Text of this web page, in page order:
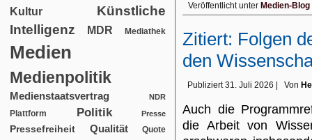
Kultur
Künstliche
Intelligenz
MDR Mediathek
Medien
Medienpolitik
Medienstaatsvertrag NDR
Plattform Politik Presse
Pressefreiheit Qualität Quote
Veröffentlicht unter Medien-Blog
Zitiert: Folgen
den
Publiziert 31. Juli 2026 Von
Auch die
die Arbeit von